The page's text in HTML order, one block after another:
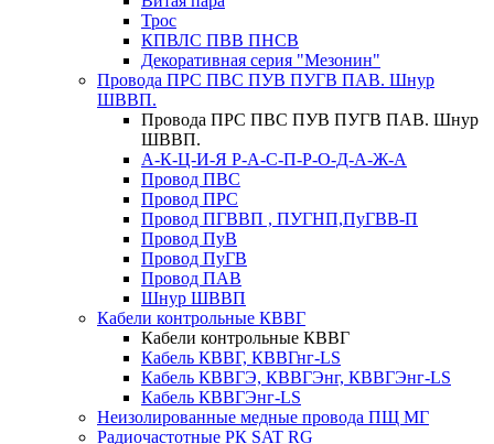
Трос
КПВЛС ПВВ ПНСВ
Декоративная серия "Мезонин"
Провода ПРС ПВС ПУВ ПУГВ ПАВ. Шнур
ШВВП.
Провода ПРС ПВС ПУВ ПУГВ ПАВ. Шнур
ШВВП.
А-К-Ц-И-Я Р-А-С-П-Р-О-Д-А-Ж-А
Провод ПВС
Провод ПРС
Провод ПГВВП , ПУГНП,ПуГВВ-П
Провод ПуВ
Провод ПуГВ
Провод ПАВ
Шнур ШВВП
Кабели контрольные КВВГ
Кабели контрольные КВВГ
Кабель КВВГ, КВВГнг-LS
Кабель КВВГЭ, КВВГЭнг, КВВГЭнг-LS
Кабель КВВГЭнг-LS
Неизолированные медные провода ПЩ МГ
Радиочастотные РК SAT RG